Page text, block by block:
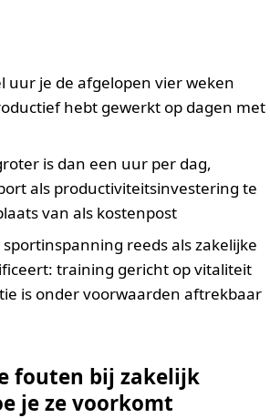
uur je de afgelopen vier weken
hebt gewerkt op dagen met
is dan een uur per dag,
als productiviteitsinvestering te
van als kostenpost
reeds als zakelijke
training gericht op vitaliteit
is onder voorwaarden aftrekbaar
fouten bij zakelijk
je ze voorkomt